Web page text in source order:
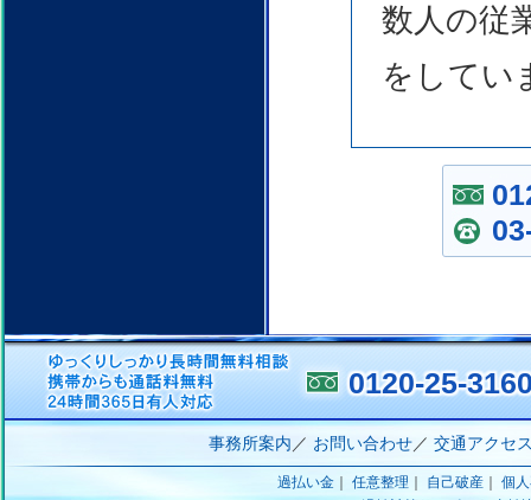
数人の従
をしてい
0120-25-
事務所案内 ／ お問い合わせ／ 交通アクセ
過払い金 ｜任意整理 ｜ 自己破産 ｜個